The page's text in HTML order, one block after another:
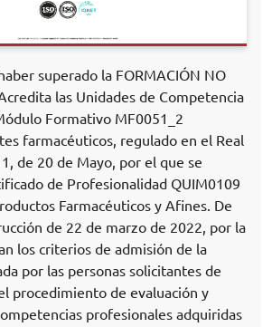
superado la FORMACIÓN NO
las Unidades de Competencia
Formativo MF0051_2
farmacéuticos, regulado en el Real
de 20 de Mayo, por el que se
de Profesionalidad QUIM0109
Farmacéuticos y Afines. De
de 22 de marzo de 2022, por la
los criterios de admisión de la
por las personas solicitantes de
procedimiento de evaluación y
profesionales adquiridas